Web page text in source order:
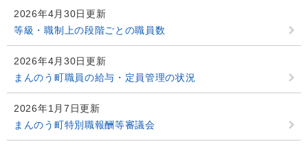
2026年4月30日更新
等級・職制上の段階ごとの職員数
2026年4月30日更新
まんのう町職員の給与・定員管理の状況
2026年1月7日更新
まんのう町特別職報酬等審議会